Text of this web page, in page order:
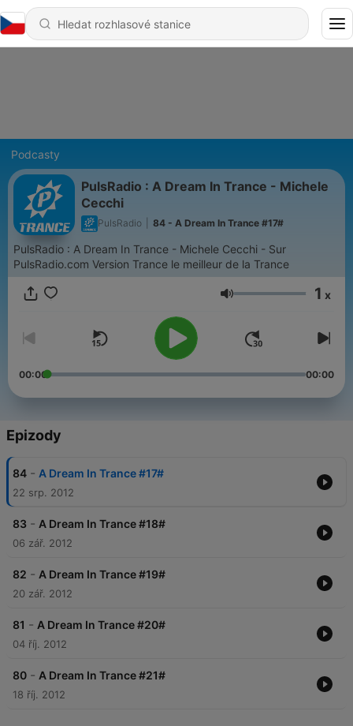
Podcasty
PulsRadio : A Dream In Trance - Michele
Cecchi
PulsRadio 84 - A Dream In Trance #17#
PulsRadio : A Dream In Trance - Michele Cecchi - Sur
PulsRadio.com Version Trance le meilleur de la Trance
Hlasitost 1 x
00:00 00:00
Epizody
84 - A Dream In Trance #17#
22 srp. 2012
83 - A Dream In Trance #18#
06 zář. 2012
82 - A Dream In Trance #19#
20 zář. 2012
81 - A Dream In Trance #20#
04 říj. 2012
80 - A Dream In Trance #21#
18 říj. 2012